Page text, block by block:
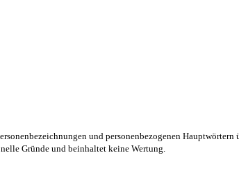
und personenbezogenen
Gründe und beinhaltet keine Wertung.